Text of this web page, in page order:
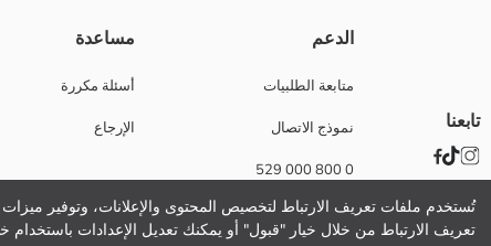
تُستخدم ملفات تعريف الارتباط لتخصيص المحتوى والإعلانات، وتوفير
تعريف الارتباط من خلال خيار "قبول" أو يمكنك تعديل الإعدادات باستخدام
نسيج رئيسي:
الوزن:
تفاصيل الاستدامة:
نام تجاری:
نوع:
حجم :
الدعم
متابعة الطلبيات
نموذج الاتصال
0 800 000 529
مساعدة
أسئلة مكررة
الإرجاع تابعنا